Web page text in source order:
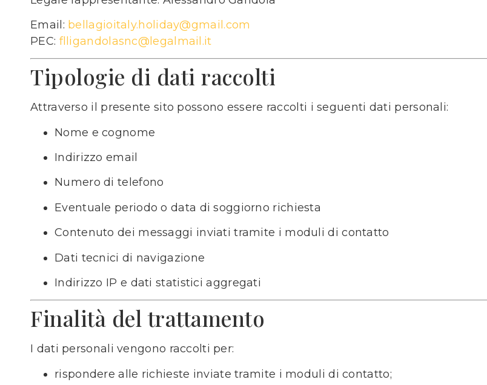
Email: bellagioitaly.holiday@gmail.com
PEC: flligandolasnc@legalmail.it
Tipologie di dati raccolti
Attraverso il presente sito possono essere raccolti i seguenti dati personali:
Nome e cognome
Indirizzo email
Numero di telefono
Eventuale periodo o data di soggiorno richiesta
Contenuto dei messaggi inviati tramite i moduli di contatto
Dati tecnici di navigazione
Indirizzo IP e dati statistici aggregati
Finalità del trattamento
I dati personali vengono raccolti per:
rispondere alle richieste inviate tramite i moduli di contatto;